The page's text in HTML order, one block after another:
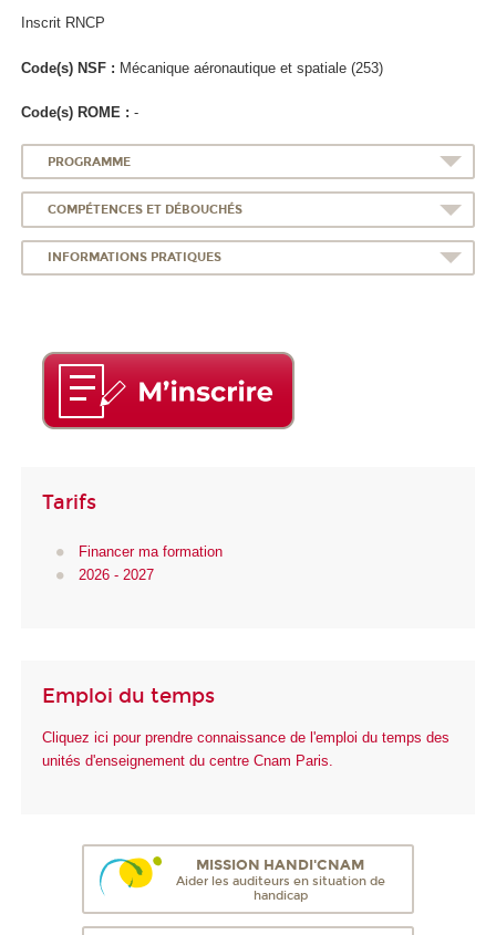
Inscrit RNCP
Code(s) NSF : Mécanique aéronautique et spatiale (253)
Code(s) ROME : -
PROGRAMME
COMPÉTENCES ET DÉBOUCHÉS
INFORMATIONS PRATIQUES
Tarifs
Financer ma formation
2026 - 2027
Emploi du temps
Cliquez ici pour prendre connaissance de l'emploi du temps des
unités d'enseignement du centre Cnam Paris.
MISSION HANDI'CNAM
Aider les auditeurs en situation de
handicap